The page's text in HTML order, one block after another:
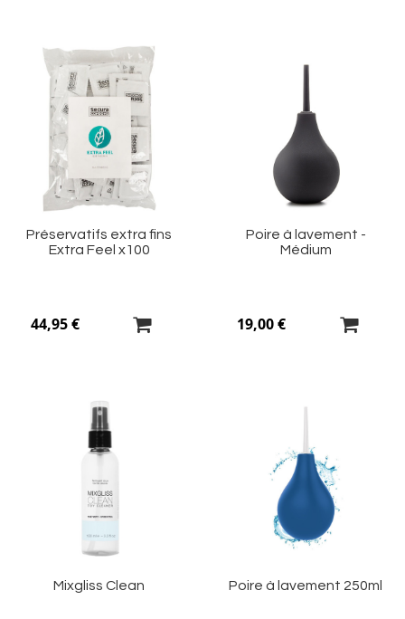
Préservatifs extra fins
Extra Feel x100
44,95 €
Poire à lavement -
Médium
19,00 €
Mixgliss Clean Poire à lavement 250ml